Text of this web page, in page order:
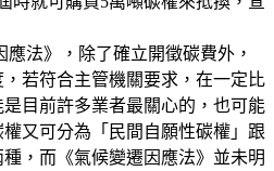
法》，除了確立開徵碳費外，
若符合主管機關要求，在一定比
目前許多業者最關心的，也可能
又可分為「民間自願性碳權」跟
種，而《氣候變遷因應法》並未明